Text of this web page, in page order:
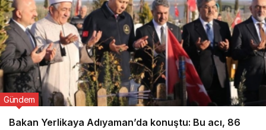
Bakan Yerlikaya Adıyaman’da konuştu: Bu acı, 86
Gündem